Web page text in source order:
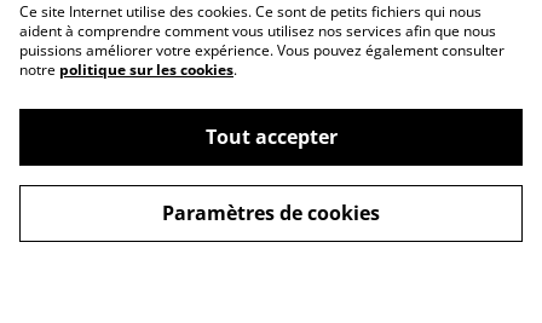
Contactez nous
Politique de
Politique Cookies
Ce site Internet utilise des cookies. Ce sont de petits fichiers qui nous
aident à comprendre comment vous utilisez nos services afin que nous
puissions améliorer votre expérience. Vous pouvez également consulter
notre politique sur les cookies.
Tout accepter
Paramètres de cookies